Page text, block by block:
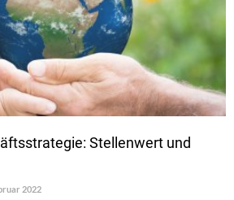
Stellenwert und
2022